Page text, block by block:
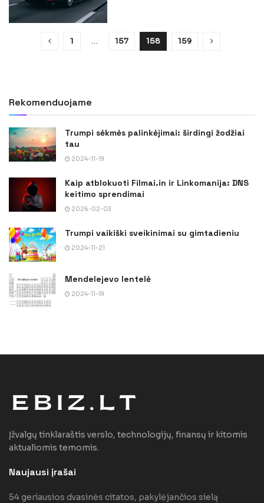
1 … 157 158 159
Rekomenduojame
Trumpi sėkmės palinkėjimai: širdingi žodžiai
tau
2024-11-19
Kaip atblokuoti Filmai.in ir Linkomanija: DNS
keitimo sprendimai
2026-02-03
Trumpi vaikiški sveikinimai su gimtadieniu
2024-11-21
Mendelejevo lentelė
2024-11-19
Įžvalgų tinklaraštis verslo, technologijų, finansų ir kitomis
aktualiomis temomis.
Naujausi įrašai
54 geriausios dvasinės citatos, pakylėjančios sielą